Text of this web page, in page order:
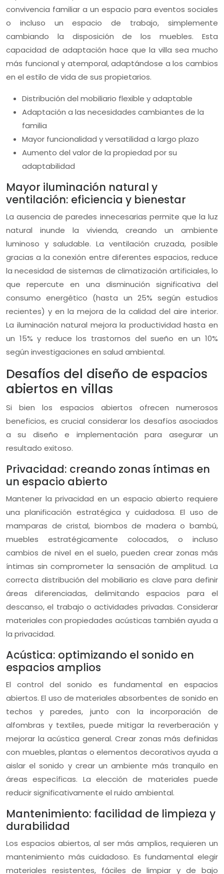
convivencia familiar a un espacio para eventos sociales
o incluso un espacio de trabajo, simplemente
cambiando la disposición de los muebles. Esta
capacidad de adaptación hace que la villa sea mucho
más funcional y atemporal, adaptándose a los cambios
en el estilo de vida de sus propietarios.
Distribución del mobiliario flexible y adaptable
Adaptación a las necesidades cambiantes de la
familia
Mayor funcionalidad y versatilidad a largo plazo
Aumento del valor de la propiedad por su
adaptabilidad
Mayor iluminación natural y
ventilación: eficiencia y bienestar
La ausencia de paredes innecesarias permite que la luz
natural inunde la vivienda, creando un ambiente
luminoso y saludable. La ventilación cruzada, posible
gracias a la conexión entre diferentes espacios, reduce
la necesidad de sistemas de climatización artificiales, lo
que repercute en una disminución significativa del
consumo energético (hasta un 25% según estudios
recientes) y en la mejora de la calidad del aire interior.
La iluminación natural mejora la productividad hasta en
un 15% y reduce los trastornos del sueño en un 10%
según investigaciones en salud ambiental.
Desafíos del diseño de espacios
abiertos en villas
Si bien los espacios abiertos ofrecen numerosos
beneficios, es crucial considerar los desafíos asociados
a su diseño e implementación para asegurar un
resultado exitoso.
Privacidad: creando zonas íntimas en
un espacio abierto
Mantener la privacidad en un espacio abierto requiere
una planificación estratégica y cuidadosa. El uso de
mamparas de cristal, biombos de madera o bambú,
muebles estratégicamente colocados, o incluso
cambios de nivel en el suelo, pueden crear zonas más
íntimas sin comprometer la sensación de amplitud. La
correcta distribución del mobiliario es clave para definir
áreas diferenciadas, delimitando espacios para el
descanso, el trabajo o actividades privadas. Considerar
materiales con propiedades acústicas también ayuda a
la privacidad.
Acústica: optimizando el sonido en
espacios amplios
El control del sonido es fundamental en espacios
abiertos. El uso de materiales absorbentes de sonido en
techos y paredes, junto con la incorporación de
alfombras y textiles, puede mitigar la reverberación y
mejorar la acústica general. Crear zonas más definidas
con muebles, plantas o elementos decorativos ayuda a
aislar el sonido y crear un ambiente más tranquilo en
áreas específicas. La elección de materiales puede
reducir significativamente el ruido ambiental.
Mantenimiento: facilidad de limpieza y
durabilidad
Los espacios abiertos, al ser más amplios, requieren un
mantenimiento más cuidadoso. Es fundamental elegir
materiales resistentes, fáciles de limpiar y de bajo